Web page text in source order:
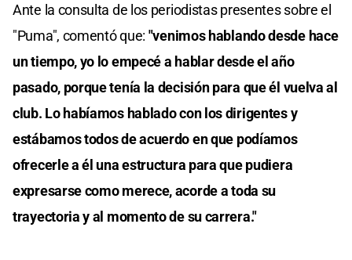
Ante la consulta de los periodistas presentes sobre el
"Puma", comentó que: "venimos hablando desde hace
un tiempo, yo lo empecé a hablar desde el año
pasado, porque tenía la decisión para que él vuelva al
club. Lo habíamos hablado con los dirigentes y
estábamos todos de acuerdo en que podíamos
ofrecerle a él una estructura para que pudiera
expresarse como merece, acorde a toda su
trayectoria y al momento de su carrera."